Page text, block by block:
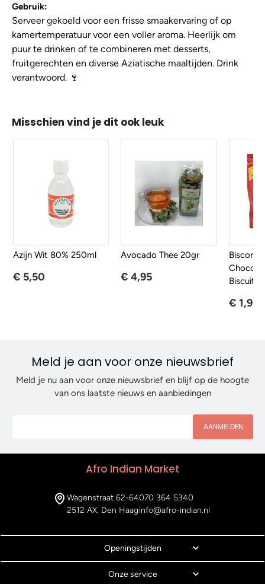
Gebruik:
Serveer gekoeld voor een frisse smaakervaring of op
kamertemperatuur voor een voller aroma. Heerlijk om
puur te drinken of te combineren met desserts,
fruitgerechten en diverse Aziatische maaltijden. Drink
verantwoord. 🍷
Misschien vind je dit ook leuk
Azijn Wit 80% 250ml
€ 5,50
Avocado Thee 20gr
€ 4,95
Biscuits
€ 1,95
Meld je aan voor onze nieuwsbrief
Meld je nu aan voor onze nieuwsbrief en blijf op de hoogte
van ons laatste nieuws en aanbiedingen
AANMELDEN
Afro Indian Market
Wagenstraat 62-64
2512 AX, Den Haag
070 364 5340
info@afro-indian.nl
Openingstijden
Onze service